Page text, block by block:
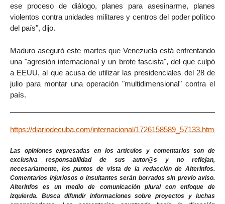
ese proceso de diálogo, planes para asesinarme, planes
violentos contra unidades militares y centros del poder político
del país", dijo.
Maduro aseguró este martes que Venezuela está enfrentando
una "agresión internacional y un brote fascista", del que culpó
a EEUU, al que acusa de utilizar las presidenciales del 28 de
julio para montar una operación "multidimensional" contra el
país.
https://diariodecuba.com/internacional/1726158589_57133.html
Las opiniones expresadas en los artículos y comentarios son de
exclusiva responsabilidad de sus autor@s y no reflejan,
necesariamente, los puntos de vista de la redacción de AlterInfos.
Comentarios injuriosos o insultantes serán borrados sin previo aviso.
AlterInfos es un medio de comunicación plural con enfoque de
izquierda. Busca difundir informaciones sobre proyectos y luchas